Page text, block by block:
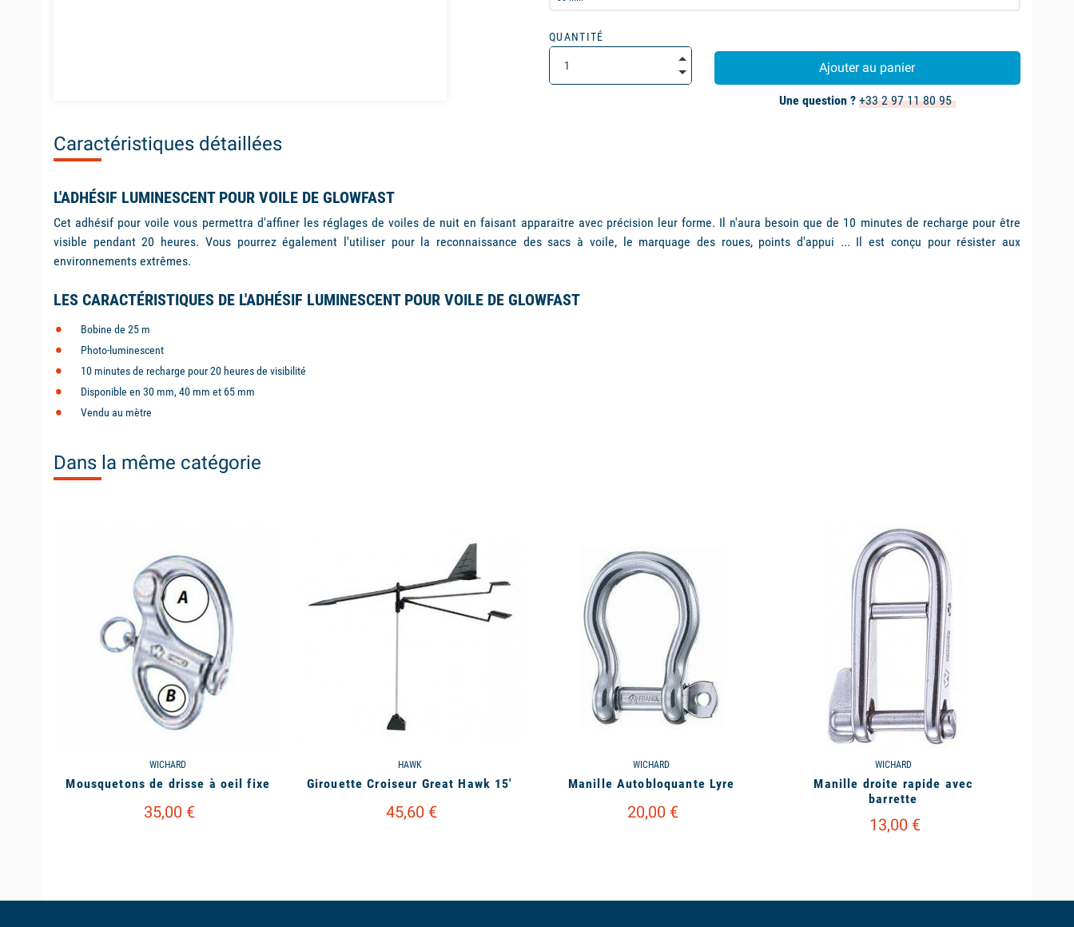
QUANTITÉ
Ajouter au panier
Une question ? +33 2 97 11 80 95
Caractéristiques détaillées
L'ADHÉSIF LUMINESCENT POUR VOILE DE GLOWFAST
Cet adhésif pour voile vous permettra d'affiner les réglages de voiles de nuit en faisant apparaitre avec précision leur forme. Il n'aura besoin que de 10 minutes de recharge pour être
visible pendant 20 heures. Vous pourrez également l'utiliser pour la reconnaissance des sacs à voile, le marquage des roues, points d'appui ... Il est conçu pour résister aux
environnements extrêmes.
LES CARACTÉRISTIQUES DE L'ADHÉSIF LUMINESCENT POUR VOILE DE GLOWFAST
Bobine de 25 m
Photo-luminescent
10 minutes de recharge pour 20 heures de visibilité
Disponible en 30 mm, 40 mm et 65 mm
Vendu au mètre
Dans la même catégorie
WICHARD
Mousquetons de drisse à oeil fixe
35,00 €
HAWK
Girouette Croiseur Great Hawk 15'
45,60 €
WICHARD
Manille Autobloquante Lyre
20,00 €
WICHARD
Manille droite rapide avec
barrette
13,00 €